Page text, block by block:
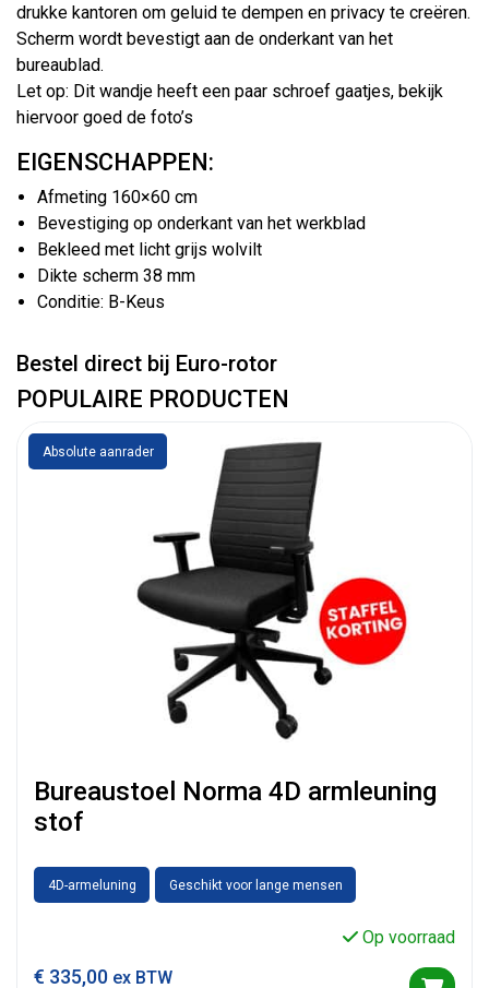
drukke kantoren om geluid te dempen en privacy te creëren.
Scherm wordt bevestigt aan de onderkant van het
bureaublad.
Let op: Dit wandje heeft een paar schroef gaatjes, bekijk
hiervoor goed de foto’s
EIGENSCHAPPEN:
Afmeting 160×60 cm
Bevestiging op onderkant van het werkblad
Bekleed met licht grijs wolvilt
Dikte scherm 38 mm
Conditie: B-Keus
Bestel direct bij Euro-rotor
POPULAIRE PRODUCTEN
Absolute aanrader
Bureaustoel Norma 4D armleuning
stof
4D-armeluning Geschikt voor lange mensen
Op voorraad
€ 335,00 ex BTW